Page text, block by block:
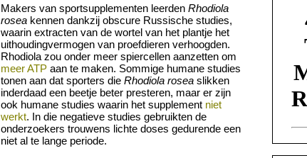
Makers van sportsupplementen leerden Rhodiola
rosea kennen dankzij obscure Russische studies,
waarin extracten van de wortel van het plantje het
uithoudingvermogen van proefdieren verhoogden.
Rhodiola zou onder meer spiercellen aanzetten om
meer ATP aan te maken. Sommige humane studies
tonen aan dat sporters die Rhodiola rosea slikken
inderdaad een beetje beter presteren, maar er zijn
ook humane studies waarin het supplement niet
werkt. In die negatieve studies gebruikten de
onderzoekers trouwens lichte doses gedurende een
niet al te lange periode.